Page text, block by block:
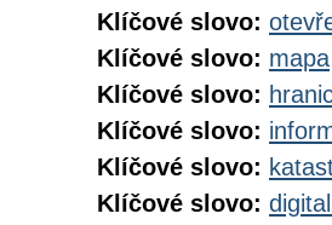
Klíčové slovo:
Klíčové slovo: mapa
Klíčové slovo:
Klíčové slovo:
Klíčové slovo:
Klíčové slovo: